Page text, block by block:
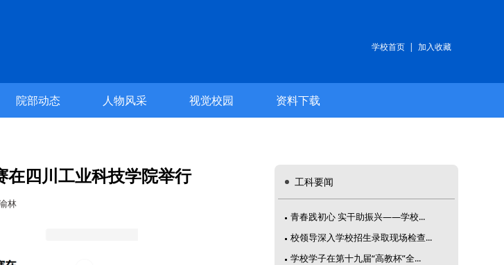
学校首页 | 加入收藏
院部动态 人物风采 视觉校园 资料下载
在四川工业科技学院举行
林
工科要闻
青春践初心 实干助振兴——学校...
校领导深入学校招生录取现场检查...
学校学子在第十九届“高教杯”全...